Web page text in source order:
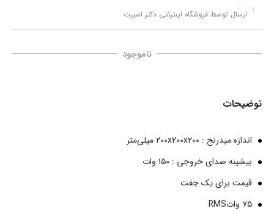
ارسال توسط فروشگاه اینترنتی دکتر اسپرت
ناموجود
توضیحات
اندازه میدرنج : ۲۰۰x۲۰۰x۲۰۰ میلی‌متر
بیشینه صدای خروجی : ۱۵۰ وات
قیمت برای یک جفت
۷۵ واتRMS